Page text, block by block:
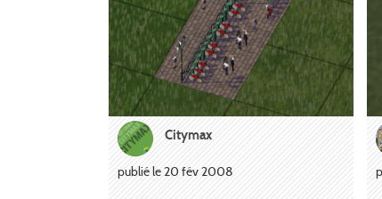
Citymax
publié le 20 fév 2008